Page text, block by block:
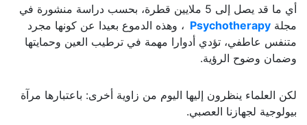
أي ما قد يصل إلى 5 ملايين قطرة، بحسب دراسة منشورة في
مجلة Psychotherapy ، وهذه الدموع بعيدا عن كونها مجرد
متنفس عاطفي، تؤدي أدوارا مهمة في ترطيب العين وحمايتها
وضمان وضوح الرؤية.
لكن العلماء ينظرون إليها اليوم من زاوية أخرى: باعتبارها مرآة
بيولوجية لجهازنا العصبي.